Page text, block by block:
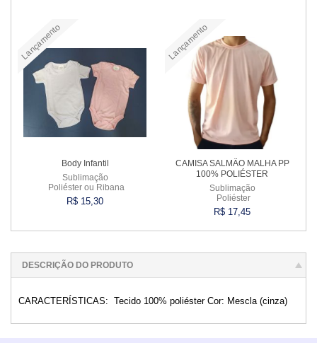
Lançamento
Body Infantil
Sublimação
Poliéster ou Ribana
R$ 15,30
Lançamento
CAMISA SALMÃO MALHA PP
100% POLIÉSTER
Sublimação
Poliéster
R$ 17,45
DESCRIÇÃO DO PRODUTO
CARACTERÍSTICAS: Tecido 100% poliéster Cor: Mescla (cinza)